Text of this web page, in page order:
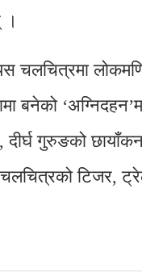
।
चलचित्रमा
बनेको
गुरुङको
टिजर,